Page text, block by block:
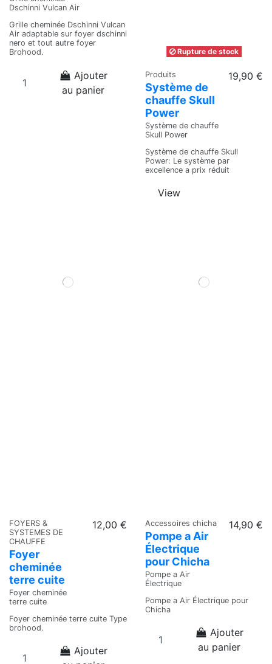
Dschinni Vulcan Air
Grille cheminée Dschinni Vulcan
Air adaptable sur foyer dschinni
nero et tout autre foyer
Brohood.
Ajouter
au panier
Rupture de stock
Produits
Système de
chauffe Skull
Power
Système de chauffe
Skull Power
19,90 €
Système de chauffe Skull
Power: Le système par
excellence a prix réduit
View
FOYERS &
SYSTEMES DE
CHAUFFE
Foyer
cheminée
terre cuite
Foyer cheminée
terre cuite
12,00 €
Foyer cheminée terre cuite Type
brohood.
Ajouter
Accessoires chicha
Pompe a Air
Électrique
pour Chicha
Pompe a Air
Électrique
14,90 €
Pompe a Air Électrique pour
Chicha
Ajouter
au panier